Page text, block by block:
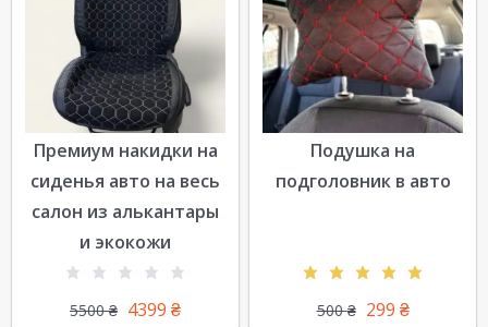
Премиум накидки на
сиденья авто на весь
салон из алькантары
и экокожи
5500₴ 4399 ₴
Подушка на
подголовник в авто
500₴ 299 ₴